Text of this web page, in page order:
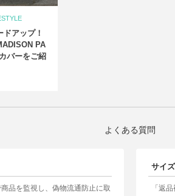
アップ！
PA
バーをご紹
よくある質問
品を監視し、偽物流通防止に取
サイ
「返